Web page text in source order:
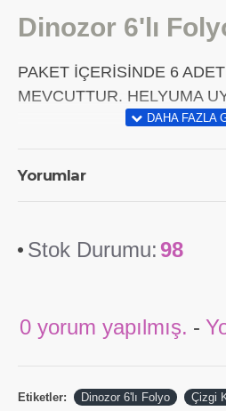
Dinozor 6'lı
PAKET İÇERİSİNDE 6
MEVCUTTUR. HELYUMA
Yorumlar
Stok Durumu:98
0 yorum yapılmış. -
Etiketler: Dinozor 6'lı Folyo Çizgi